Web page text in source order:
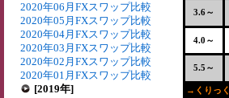
2020年06月FXスワップ比較
2020年05月FXスワップ比較
2020年04月FXスワップ比較
2020年03月FXスワップ比較
2020年02月FXスワップ比較
2020年01月FXスワップ比較
[2019年]
3.6～
4.0～
5.5～
→くりっ